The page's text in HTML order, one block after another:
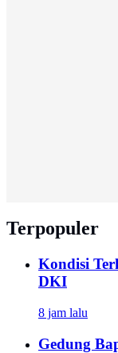
Terpopuler
Kondisi
DKI
8 jam lalu
Gedung